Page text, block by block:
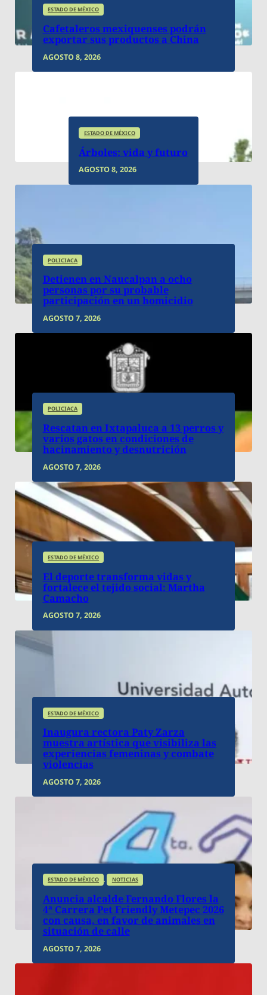
ESTADO DE MÉXICO
Cafetaleros mexiquenses podrán
exportar sus productos a China
AGOSTO 8, 2026
ESTADO DE MÉXICO
Árboles: vida y futuro
AGOSTO 8, 2026
POLICIACA
Detienen en Naucalpan a ocho
personas por su probable
participación en un homicidio
AGOSTO 7, 2026
POLICIACA
Rescatan en Ixtapaluca a 13 perros y
varios gatos en condiciones de
hacinamiento y desnutrición
AGOSTO 7, 2026
ESTADO DE MÉXICO
El deporte transforma vidas y
fortalece el tejido social: Martha
Camacho
AGOSTO 7, 2026
ESTADO DE MÉXICO
Inaugura rectora Paty Zarza
muestra artística que visibiliza las
experiencias femeninas y combate
violencias
AGOSTO 7, 2026
ESTADO DE MÉXICO , NOTICIAS
Anuncia alcalde Fernando Flores la
4ª Carrera Pet Friendly Metepec 2026
con causa, en favor de animales en
situación de calle
AGOSTO 7, 2026
ESTADO DE MÉXICO
El Monitor Estado de México
Cafetaleros mexiquenses podrán
exportar sus productos a China
AGOSTO 8, 2026